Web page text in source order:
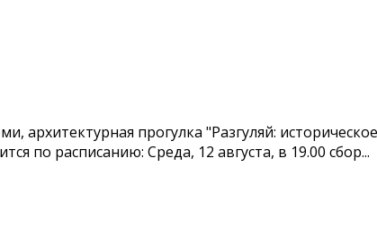
архитектурная прогулка "Разгуляй:
по расписанию: Среда, 12 августа, в 19.00 сбор...